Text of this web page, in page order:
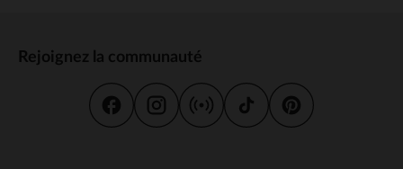
Rejoignez la communauté